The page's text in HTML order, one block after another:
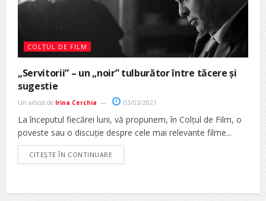
COLȚUL DE FILM
„Servitorii” – un „noir” tulburător între tăcere și
sugestie
Un articol de Irina Cerchia 03/03/2021
La începutul fiecărei luni, vă propunem, în Colțul de Film, o
poveste sau o discuție despre cele mai relevante filme...
CITEȘTE ÎN CONTINUARE